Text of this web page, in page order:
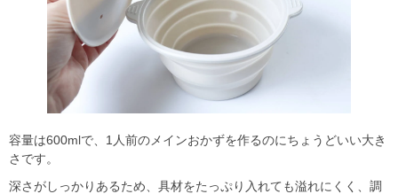
容量は600mlで、1人前のメインおかずを作るのにちょうどいい大き
さです。
深さがしっかりあるため、具材をたっぷり入れても溢れにくく、調